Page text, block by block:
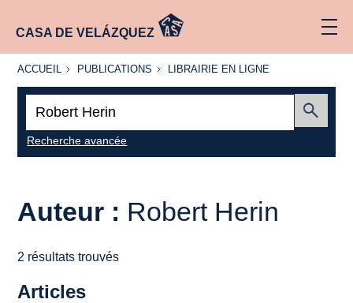
CASA DE VELÁZQUEZ
ACCUEIL
ACCUEIL PUBLICATIONS
PUBLICATIONS
LIBRAIRIE
LIBRAIRIE EN LIGNE
Recherche avancée
Auteur : Robert Herin
2 résultats trouvés
Articles